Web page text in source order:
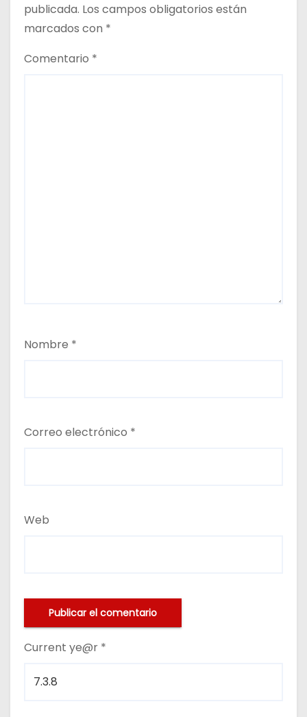
publicada. Los campos obligatorios están
marcados con *
Comentario *
Nombre *
Correo electrónico *
Web
Current ye@r *